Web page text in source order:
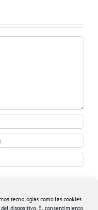
tecnologías como las cookies
dispositivo. El consentimiento
comente.